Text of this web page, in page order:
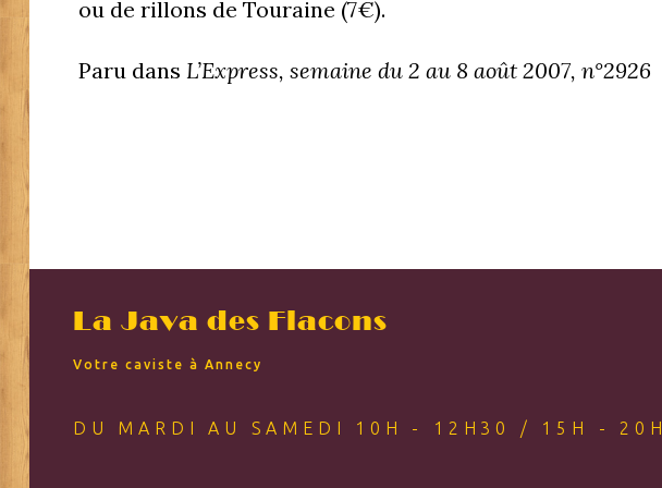
ou de rillons de Touraine (7€).
Paru dans L’Express, semaine du 2 au 8 août 2007, n°2926
La Java des Flacons
Votre caviste à Annecy
DU MARDI AU SAMEDI 10H - 12H30 / 15H - 20H